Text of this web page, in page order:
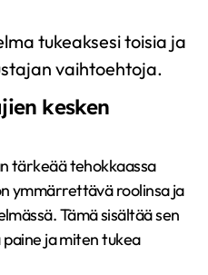
tukeaksesi toisia ja
vaihtoehtoja.
kesken
tärkeää tehokkaassa
ymmärrettävä roolinsa ja
Tämä sisältää sen
ja miten tukea